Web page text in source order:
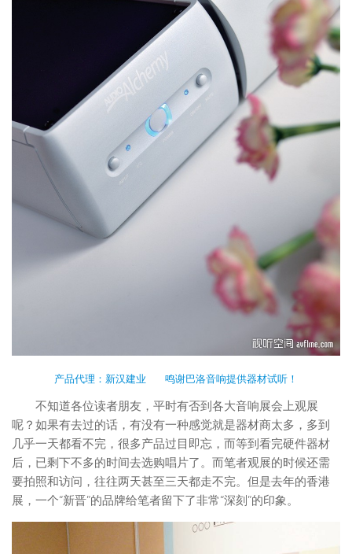
产品代理：新汉建业 鸣谢巴洛音响提供器材试听！
不知道各位读者朋友，平时有否到各大音响展会上观展
呢？如果有去过的话，有没有一种感觉就是器材商太多，多到
几乎一天都看不完，很多产品过目即忘，而等到看完硬件器材
后，已剩下不多的时间去选购唱片了。而笔者观展的时候还需
要拍照和访问，往往两天甚至三天都走不完。但是去年的香港
展，一个“新晋”的品牌给笔者留下了非常“深刻”的印象。